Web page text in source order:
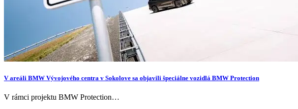
V areáli BMW Vývojového centra v Sokolove sa objavili špeciálne vozidlá BMW Protection
V rámci projektu BMW Protection…